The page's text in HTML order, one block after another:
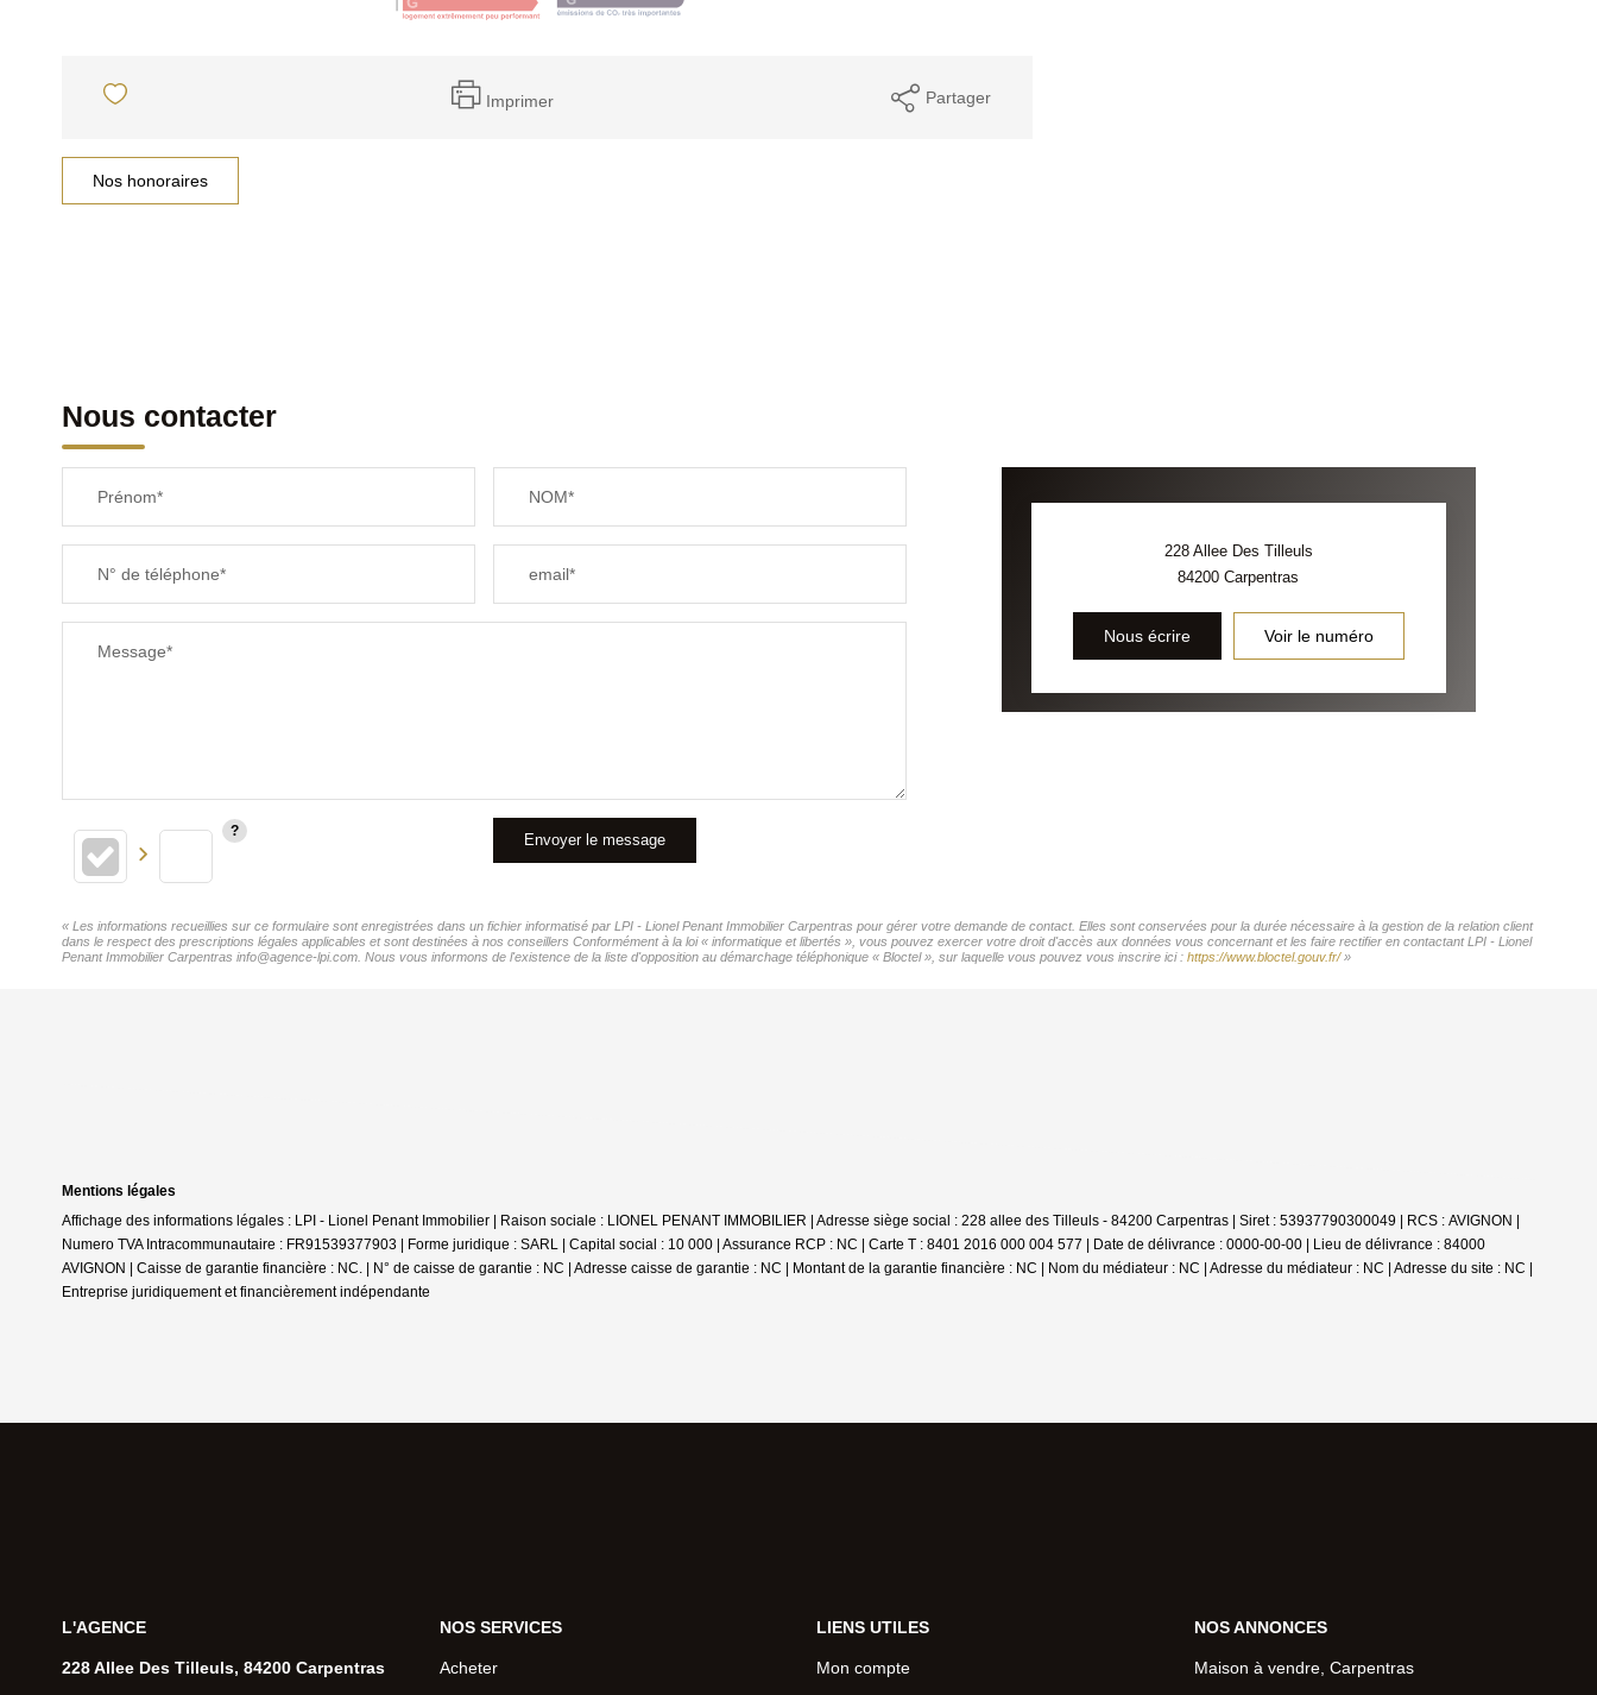
Imprimer Partager
Nos honoraires
Nous contacter
Prénom* NOM*
N° de téléphone* email*
Message*
Envoyer le message
228 Allee Des Tilleuls
84200Carpentras
Nous écrire Voir le numéro
« Les informations recueillies sur ce formulaire sont enregistrées dans un fichier informatisé par LPI - Lionel Penant Immobilier Carpentras pour gérer votre demande de contact. Elles sont conservées pour la durée nécessaire à la gestion de la relation client
dans le respect des prescriptions légales applicables et sont destinées à nos conseillers Conformément à la loi « informatique et libertés », vous pouvez exercer votre droit d'accès aux données vous concernant et les faire rectifier en contactant LPI - Lionel
Penant Immobilier Carpentras info@agence-lpi.com. Nous vous informons de l'existence de la liste d'opposition au démarchage téléphonique « Bloctel », sur laquelle vous pouvez vous inscrire ici : https://www.bloctel.gouv.fr/»
Mentions légales
Affichage des informations légales : LPI - Lionel Penant Immobilier | Raison sociale : LIONEL PENANT IMMOBILIER | Adresse siège social : 228 allee des Tilleuls - 84200 Carpentras | Siret : 53937790300049 | RCS : AVIGNON |
Numero TVA Intracommunautaire : FR91539377903 | Forme juridique : SARL | Capital social : 10 000 | Assurance RCP : NC | Carte T : 8401 2016 000 004 577 | Date de délivrance : 0000-00-00 | Lieu de délivrance : 84000
AVIGNON | Caisse de garantie financière : NC. | N° de caisse de garantie : NC | Adresse caisse de garantie : NC | Montant de la garantie financière : NC | Nom du médiateur : NC | Adresse du médiateur : NC | Adresse du site : NC |
Entreprise juridiquement et financièrement indépendante
L'AGENCE
228 Allee Des Tilleuls, 84200 Carpentras
NOS SERVICES
Acheter
LIENS UTILES
Mon compte
NOS ANNONCES
Maison à vendre, Carpentras